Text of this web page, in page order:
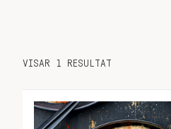
VISAR 1 RESULTAT